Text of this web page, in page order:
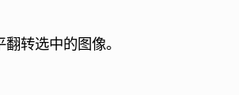
转选中的图像。